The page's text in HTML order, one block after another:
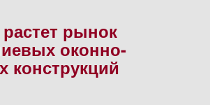
рынок
оконно-
конструкций